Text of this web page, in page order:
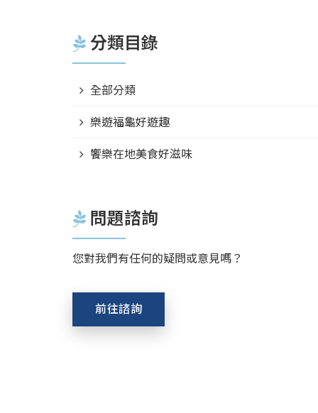
分類目錄
全部分類
樂遊福龜好遊趣
饗樂在地美食好滋味
問題諮詢
您對我們有任何的疑問或意見嗎？
前往諮詢